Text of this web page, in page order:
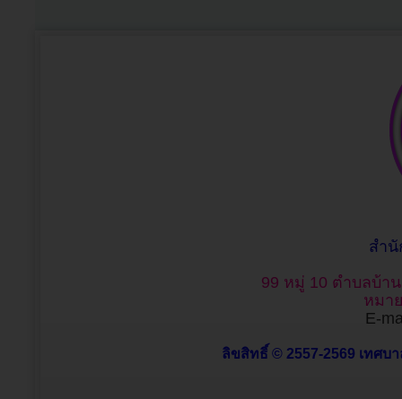
สำนั
99 หมู่ 10 ตำบลบ้า
หมา
E-
ลิขสิทธิ์ © 2557-2569 เทศบ